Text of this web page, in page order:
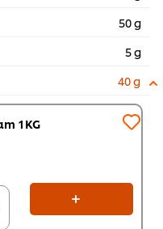
50 g
5 g
40 g
1KG